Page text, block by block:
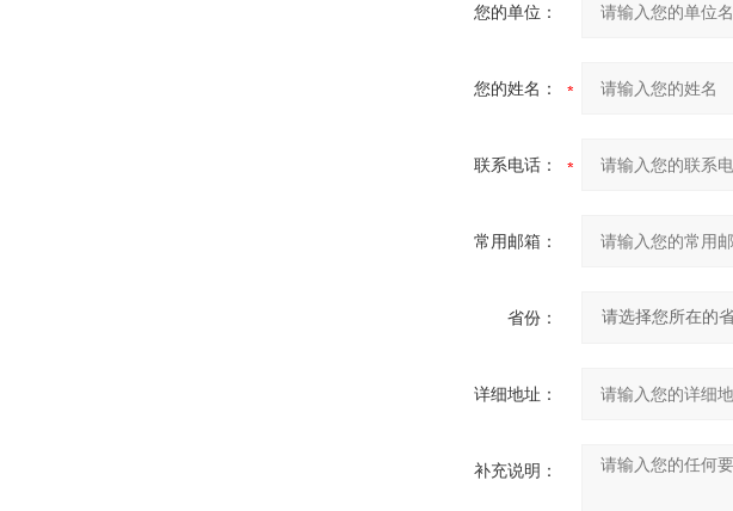
您的单位：
您的姓名：
联系电话：
常用邮箱：
省份：
详细地址：
补充说明：